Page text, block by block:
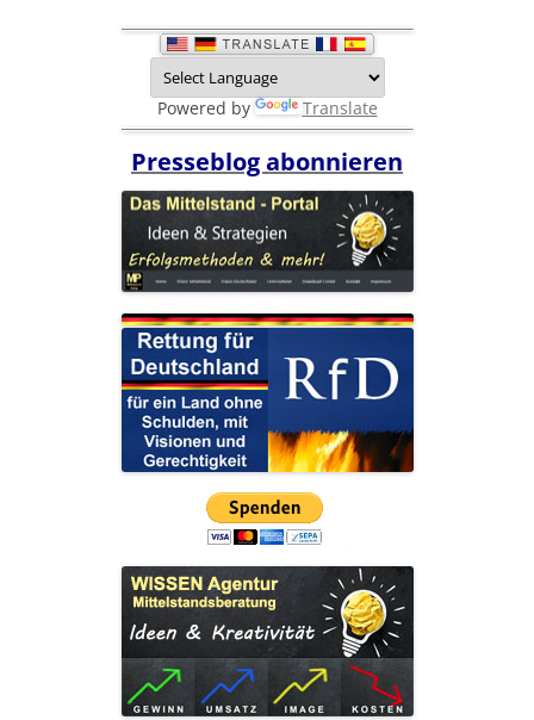
Powered by Translate
Presseblog abonnieren